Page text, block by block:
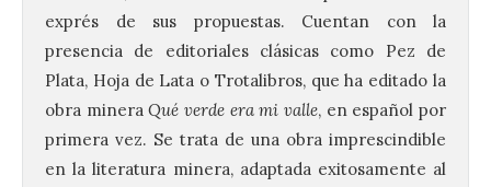
exprés de sus propuestas. Cuentan con la
presencia de editoriales clásicas como Pez de
Plata, Hoja de Lata o Trotalibros, que ha editado la
obra mineraQué verde era mi valle, en español por
primera vez. Se trata de una obra imprescindible
en la literatura minera, adaptada exitosamente al